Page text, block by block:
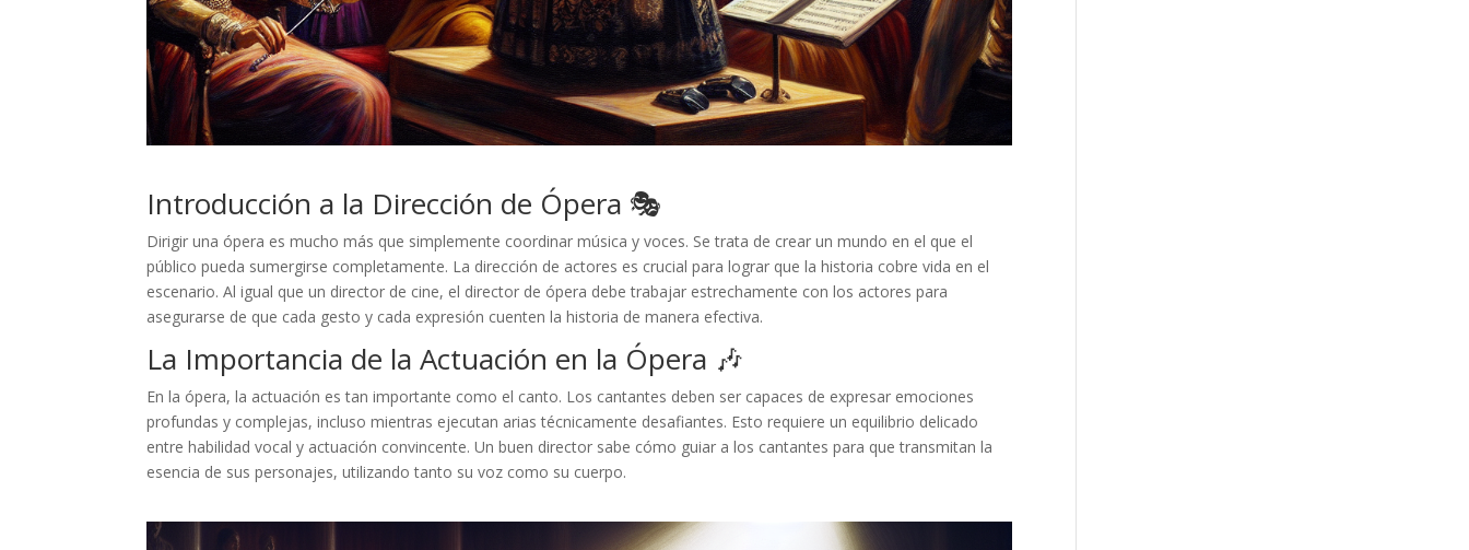
Introducción a la Dirección de Ópera 🎭
Dirigir una ópera es mucho más que simplemente coordinar música y voces. Se trata de crear un mundo en el que el
público pueda sumergirse completamente. La dirección de actores es crucial para lograr que la historia cobre vida en el
escenario. Al igual que un director de cine, el director de ópera debe trabajar estrechamente con los actores para
asegurarse de que cada gesto y cada expresión cuenten la historia de manera efectiva.
La Importancia de la Actuación en la Ópera 🎶
En la ópera, la actuación es tan importante como el canto. Los cantantes deben ser capaces de expresar emociones
profundas y complejas, incluso mientras ejecutan arias técnicamente desafiantes. Esto requiere un equilibrio delicado
entre habilidad vocal y actuación convincente. Un buen director sabe cómo guiar a los cantantes para que transmitan la
esencia de sus personajes, utilizando tanto su voz como su cuerpo.